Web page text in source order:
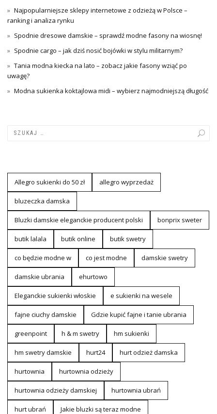
Najpopularniejsze sklepy internetowe z odzieżą w Polsce –
ranking i analiza rynku
Spodnie dresowe damskie – sprawdź modne fasony na wiosnę!
Spodnie cargo – jak dziś nosić bojówki w stylu militarnym?
Tania modna kiecka na lato – zobacz jakie fasony wziąć po
uwagę?
Modna sukienka koktajlowa midi – wybierz najmodniejszą długość
Allegro sukienki do 50 zł allegro wyprzedaż
bluzeczka damska
Bluzki damskie eleganckie producent polski bonprix sweter
butik lalala butik online butik swetry
co będzie modne w co jest modne damskie swetry
damskie ubrania ehurtowo
Eleganckie sukienki włoskie e sukienki na wesele
fajne ciuchy damskie Gdzie kupić fajne i tanie ubrania
greenpoint h & m swetry hm sukienki
hm swetry damskie hurt24 hurt odzież damska
hurtownia hurtownia odzieży
hurtownia odzieży damskiej hurtownia ubrań
hurt ubrań Jakie bluzki są teraz modne